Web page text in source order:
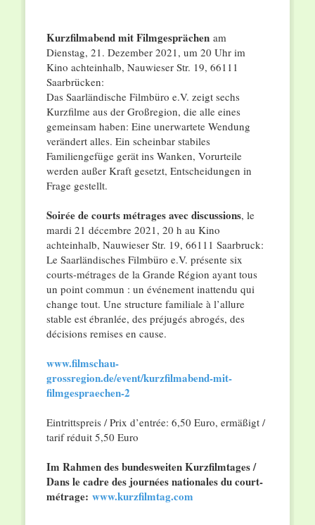
Kurzfilmabend mit Filmgesprächenam
Dienstag, 21. Dezember 2021, um 20 Uhr im
Kino achteinhalb, Nauwieser Str. 19, 66111
Saarbrücken:
Das Saarländische Filmbüro e.V. zeigt sechs
Kurzfilme aus der Großregion, die alle eines
gemeinsam haben: Eine unerwartete Wendung
verändert alles. Ein scheinbar stabiles
Familiengefüge gerät ins Wanken, Vorurteile
werden außer Kraft gesetzt, Entscheidungen in
Frage gestellt.
Soirée de courts métrages avec discussions, le
mardi 21 décembre 2021, 20 h au Kino
achteinhalb, Nauwieser Str. 19, 66111 Saarbruck:
Le Saarländisches Filmbüro e.V. présente six
courts-métrages de la Grande Région ayant tous
un point commun : un événement inattendu qui
change tout. Une structure familiale à l’allure
stable est ébranlée, des préjugés abrogés, des
décisions remises en cause.
www.filmschau-
grossregion.de/event/kurzfilmabend-mit-
filmgespraechen-2
Eintrittspreis / Prix d’entrée: 6,50 Euro, ermäßigt /
tarif réduit 5,50 Euro
Im Rahmen des bundesweiten Kurzfilmtages /
Dans le cadre des journées nationales du court-
métrage: www.kurzfilmtag.com